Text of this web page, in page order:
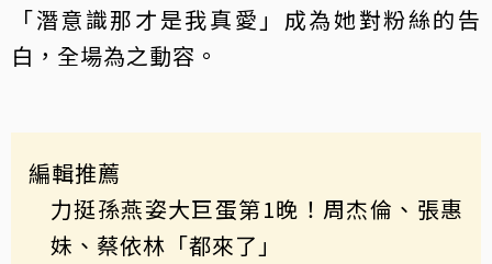
「潛意識那才是我真愛」成為她對粉絲的告
白，全場為之動容。
編輯推薦
力挺孫燕姿大巨蛋第1晚！周杰倫、張惠
妹、蔡依林「都來了」